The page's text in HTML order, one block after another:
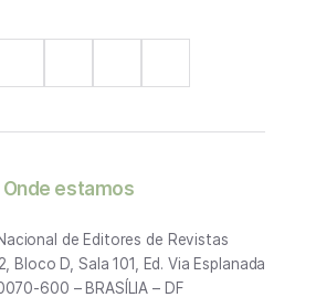
Onde estamos
de Editores de Revistas
Bloco D, Sala 101, Ed. Via Esplanada
600 – BRASÍLIA – DF